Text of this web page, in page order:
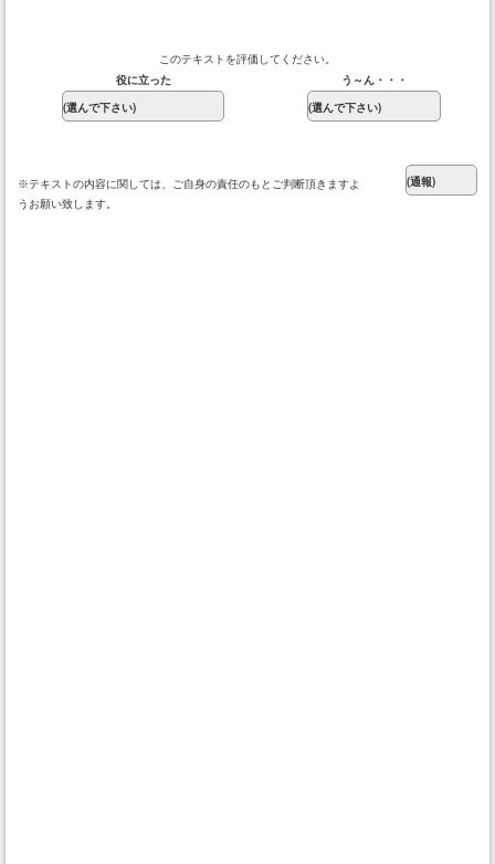
このテキストを評価してください。
役に立った
う～ん・・・
※テキストの内容に関しては、ご自身の責任のもとご判断頂きますよ
うお願い致します。